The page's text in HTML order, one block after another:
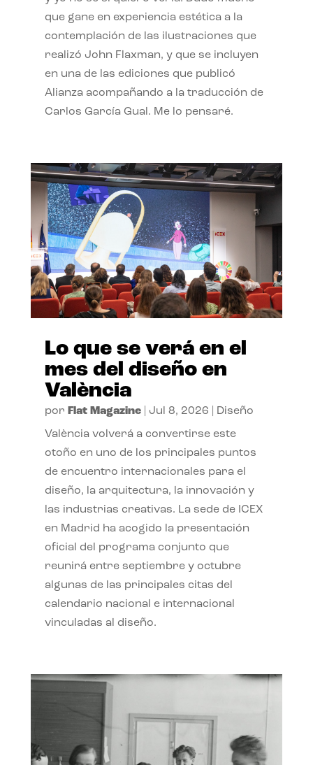
que gane en experiencia estética a la
contemplación de las ilustraciones que
realizó John Flaxman, y que se incluyen
en una de las ediciones que publicó
Alianza acompañando a la traducción de
Carlos García Gual. Me lo pensaré.
Lo que se verá en el
mes del diseño en
València
por Flat Magazine| Jul 8, 2026 Diseño
València volverá a convertirse este
otoño en uno de los principales puntos
de encuentro internacionales para el
diseño, la arquitectura, la innovación y
las industrias creativas. La sede de ICEX
en Madrid ha acogido la presentación
oficial del programa conjunto que
reunirá entre septiembre y octubre
algunas de las principales citas del
calendario nacional e internacional
vinculadas al diseño.